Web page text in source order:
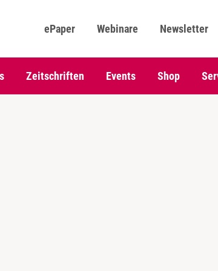
ePaper Webinare Newsletter
Zeitschriften Events Shop